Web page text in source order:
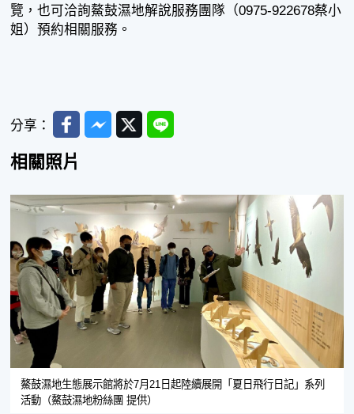
覽，也可洽詢鰲鼓濕地解說服務團隊（0975-922678蔡小
姐）預約相關服務。
分享： FacebookMessenger
TwitterLine
相關照片
鰲鼓濕地生態展示館將於7月21日起陸續展開「夏日飛行日記」系列
活動（鰲鼓濕地粉絲團 提供）